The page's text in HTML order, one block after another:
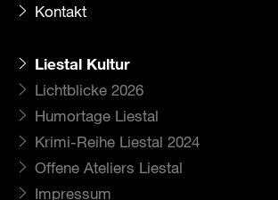
Kontakt
Liestal Kultur
Lichtblicke 2026
Humortage Liestal
Krimi-Reihe Liestal 2024
Offene Ateliers Liestal
Impressum